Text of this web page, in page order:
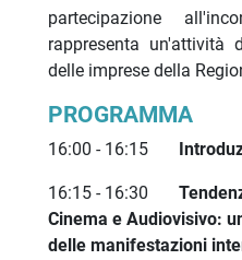
partecipazione
rappresenta un'attività
delle imprese della
PROGRAMMA
16:00 - 16:15
16:15 - 16:30
Cinema e Audiovisivo:
delle manifestazioni